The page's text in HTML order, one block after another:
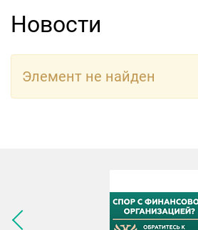
Новости
Элемент не найден
Следующее изображение